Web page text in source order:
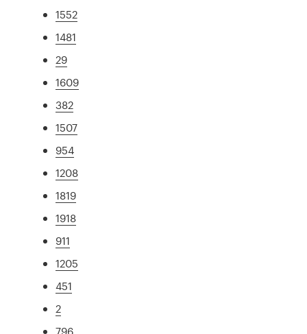
1552
1481
29
1609
382
1507
954
1208
1819
1918
911
1205
451
2
796